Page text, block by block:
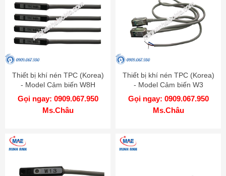
Thiết bị khí nén TPC (Korea)
- Model Cảm biến W8H
Gọi ngay: 0909.067.950
Ms.Châu
Thiết bị khí nén TPC (Korea)
- Model Cảm biến W3
Gọi ngay: 0909.067.950
Ms.Châu